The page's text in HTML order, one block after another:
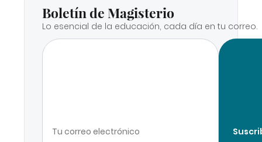
Boletín de Magisterio
Lo esencial de la educación, cada día en tu correo.